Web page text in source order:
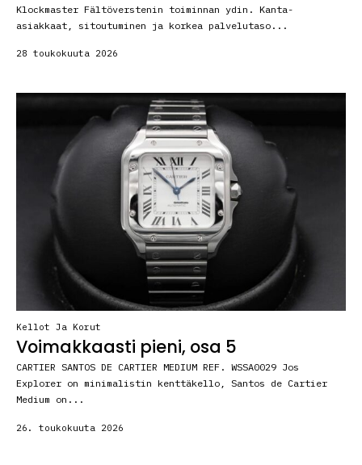
Klockmaster Fältöverstenin toiminnan ydin. Kanta-
asiakkaat, sitoutuminen ja korkea palvelutaso...
28 toukokuuta 2026
Kellot Ja Korut
Voimakkaasti pieni, osa 5
CARTIER SANTOS DE CARTIER MEDIUM REF. WSSA0029 Jos
Explorer on minimalistin kenttäkello, Santos de Cartier
Medium on...
26. toukokuuta 2026